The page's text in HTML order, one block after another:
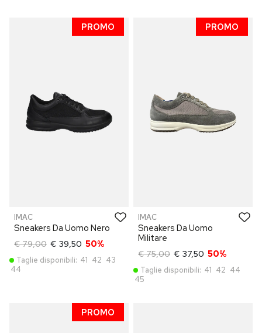
PROMO
IMAC
Sneakers Da Uomo Nero
€ 79,00 € 39,50 50%
Taglie disponibili: 41 42 43
44
PROMO
IMAC
Sneakers Da Uomo
Militare
€ 75,00 € 37,50 50%
Taglie disponibili: 41 42 44
45
PROMO